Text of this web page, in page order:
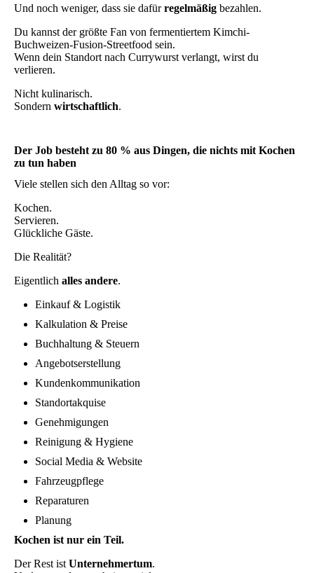
Und noch weniger, dass sie dafürregelmäßig bezahlen.
Du kannst der größte Fan von fermentiertem Kimchi-
Buchweizen-Fusion-Streetfood sein.
Wenn dein Standort nach Currywurst verlangt, wirst du
verlieren.
Nicht kulinarisch.
Sondern wirtschaftlich.
Der Job besteht zu 80 % aus Dingen, die nichts mit Kochen
zu tun haben
Viele stellen sich den Alltag so vor:
Kochen.
Servieren.
Glückliche Gäste.
Die Realität?
Eigentlich alles andere.
Einkauf & Logistik
Kalkulation & Preise
Buchhaltung & Steuern
Angebotserstellung
Kundenkommunikation
Standortakquise
Genehmigungen
Reinigung & Hygiene
Social Media & Website
Fahrzeugpflege
Reparaturen
Planung
Kochen ist nur ein Teil.
Der Rest ist Unternehmertum.